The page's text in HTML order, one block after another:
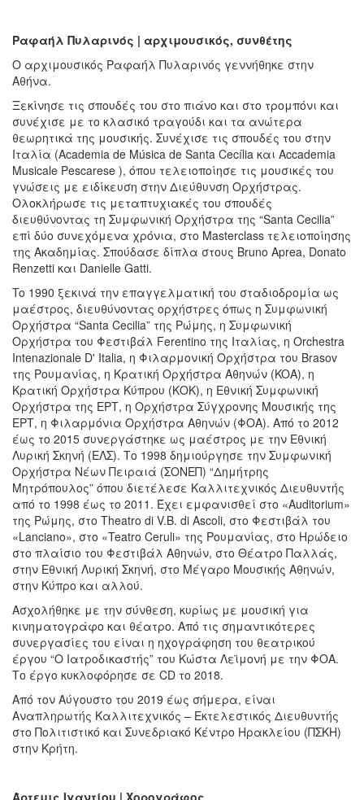
Ραφαήλ Πυλαρινός | αρχιμουσικός, συνθέτης
Ο αρχιμουσικός Ραφαήλ Πυλαρινός γεννήθηκε στην
Αθήνα.
Ξεκίνησε τις σπουδές του στο πιάνο και στο τρομπόνι και
συνέχισε με το κλασικό τραγούδι και τα ανώτερα
θεωρητικά της μουσικής. Συνέχισε τις σπουδές του στην
Ιταλία (Academia de Música de Santa Cecília και Accademia
Musicale Pescarese ), όπου τελειοποίησε τις μουσικές του
γνώσεις με ειδίκευση στην Διεύθυνση Ορχήστρας.
Ολοκλήρωσε τις μεταπτυχιακές του σπουδές
διευθύνοντας τη Συμφωνική Ορχήστρα της “Santa Cecilia”
επί δύο συνεχόμενα χρόνια, στο Masterclass τελειοποίησης
της Ακαδημίας. Σπούδασε δίπλα στους Bruno Aprea, Donato
Renzetti και Danielle Gatti.
To 1990 ξεκινά την επαγγελματική του σταδιοδρομία ως
μαέστρος, διευθύνοντας ορχήστρες όπως η Συμφωνική
Ορχήστρα “Santa Cecilia” της Ρώμης, η Συμφωνική
Ορχήστρα του Φεστιβάλ Ferentino της Ιταλίας, η Orchestra
Intenazionale D' Italia, η Φιλαρμονική Ορχήστρα του Brasov
της Ρουμανίας, η Κρατική Ορχήστρα Αθηνών (KOA), η
Κρατική Ορχήστρα Κύπρου (ΚOK), η Εθνική Συμφωνική
Ορχήστρα της ΕΡΤ, η Ορχήστρα Σύγχρονης Μουσικής της
ΕΡΤ, η Φιλαρμόνια Ορχήστρα Αθηνών (ΦΟΑ). Από το 2012
έως το 2015 συνεργάστηκε ως μαέστρος με την Εθνική
Λυρική Σκηνή (ΕΛΣ). Το 1998 δημιούργησε την Συμφωνική
Ορχήστρα Νέων Πειραιά (ΣΟΝΕΠ) “Δημήτρης
Μητρόπουλος” όπου διετέλεσε Καλλιτεχνικός Διευθυντής
από το 1998 έως το 2011. Έχει εμφανισθεί στο «Auditorium»
της Ρώμης, στο Theatro di V.B. di Ascoli, στο Φεστιβάλ του
«Lanciano», στο «Teatro Ceruli» της Ρουμανίας, στο Ηρώδειο
στο πλαίσιο του Φεστιβάλ Αθηνών, στο Θέατρο Παλλάς,
στην Εθνική Λυρική Σκηνή, στο Μέγαρο Μουσικής Αθηνών,
στην Κύπρο και αλλού.
Ασχολήθηκε με την σύνθεση, κυρίως με μουσική για
κινηματογράφο και θέατρο. Από τις σημαντικότερες
συνεργασίες του είναι η ηχογράφηση του θεατρικού
έργου “Ο Ιατροδικαστής” του Κώστα Λεϊμονή με την ΦΟΑ.
Το έργο κυκλοφόρησε σε CD το 2018.
Από τον Αύγουστο του 2019 έως σήμερα, είναι
Αναπληρωτής Καλλιτεχνικός – Εκτελεστικός Διευθυντής
στο Πολιτιστικό και Συνεδριακό Κέντρο Ηρακλείου (ΠΣΚΗ)
στην Κρήτη.
Άρτεμις Ιγαντίου | Χορογράφος